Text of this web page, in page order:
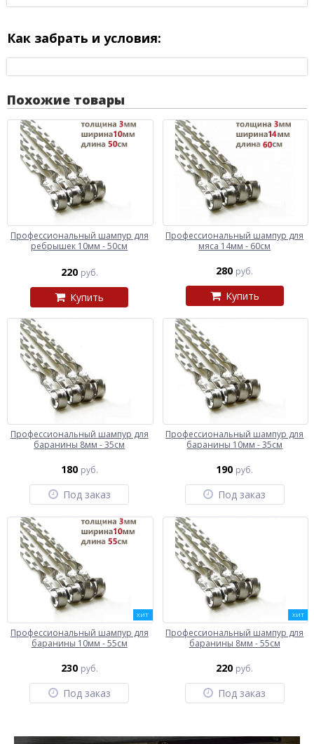
Как забрать и условия:
Похожие товары
Профессиональный шампур для
ребрышек 10мм - 50см
220 руб.
Купить
Профессиональный шампур для
мяса 14мм - 60см
280 руб.
Купить
Профессиональный шампур для
баранины 8мм - 35см
180 руб.
Под заказ
Профессиональный шампур для
баранины 10мм - 35см
190 руб.
Под заказ
ХИТ
Профессиональный шампур для
баранины 10мм - 55см
230 руб.
Под заказ
ХИТ
Профессиональный шампур для
баранины 8мм - 55см
220 руб.
Под заказ